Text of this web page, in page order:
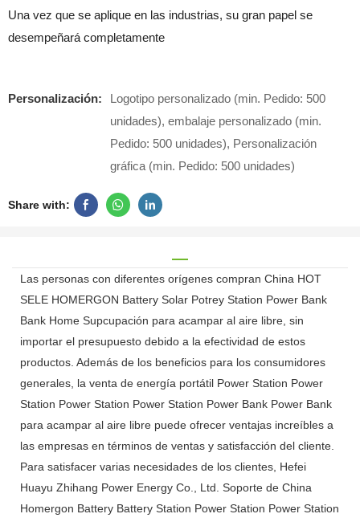
Una vez que se aplique en las industrias, su gran papel se
desempeñará completamente
Personalización:
Logotipo personalizado (min. Pedido: 500
unidades), embalaje personalizado (min.
Pedido: 500 unidades), Personalización
gráfica (min. Pedido: 500 unidades)
Share with:
Las personas con diferentes orígenes compran China HOT
SELE HOMERGON Battery Solar Potrey Station Power Bank
Bank Home Supcupación para acampar al aire libre, sin
importar el presupuesto debido a la efectividad de estos
productos. Además de los beneficios para los consumidores
generales, la venta de energía portátil Power Station Power
Station Power Station Power Station Power Bank Power Bank
para acampar al aire libre puede ofrecer ventajas increíbles a
las empresas en términos de ventas y satisfacción del cliente.
Para satisfacer varias necesidades de los clientes, Hefei
Huayu Zhihang Power Energy Co., Ltd. Soporte de China
Homergon Battery Battery Station Power Station Power Station